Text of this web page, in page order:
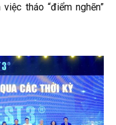
tháo “điểm nghẽn”